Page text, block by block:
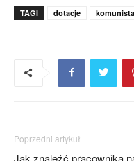
TAGI dotacje komunista
Poprzedni artykuł
Jak znaleźć pracownika